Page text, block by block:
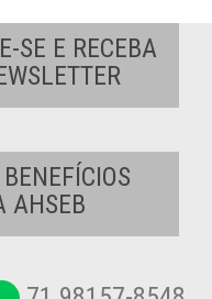
SE E RECEBA
AHSEB